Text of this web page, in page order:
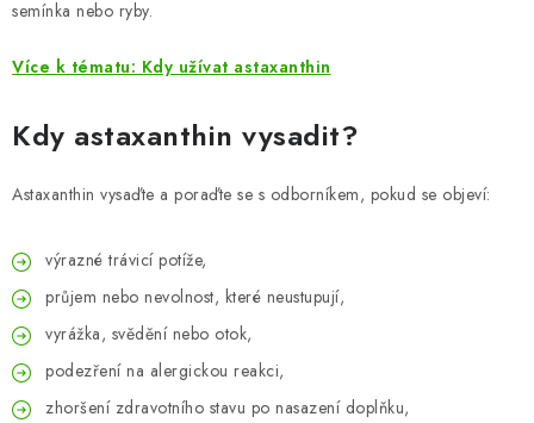
semínka nebo ryby.
Více k tématu: Kdy užívat astaxanthin
Kdy astaxanthin vysadit?
Astaxanthin vysaďte a poraďte se s odborníkem, pokud se objeví:
výrazné trávicí potíže,
průjem nebo nevolnost, které neustupují,
vyrážka, svědění nebo otok,
podezření na alergickou reakci,
zhoršení zdravotního stavu po nasazení doplňku,